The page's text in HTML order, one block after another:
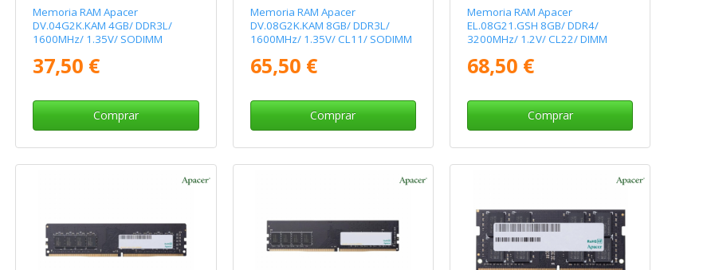
Memoria RAM Apacer
DV.04G2K.KAM 4GB/ DDR3L/
1600MHz/ 1.35V/ SODIMM
37,50 €
Comprar
Memoria RAM Apacer
DV.08G2K.KAM 8GB/ DDR3L/
1600MHz/ 1.35V/ CL11/ SODIMM
65,50 €
Comprar
Memoria RAM Apacer
EL.08G21.GSH 8GB/ DDR4/
3200MHz/ 1.2V/ CL22/ DIMM
68,50 €
Comprar